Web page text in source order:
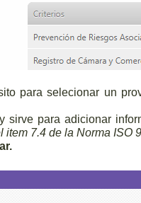
para selecionar un
sirve para adicionar
item 7.4 de la Norma ISO